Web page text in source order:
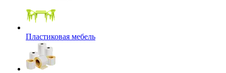
Пластиковая мебель